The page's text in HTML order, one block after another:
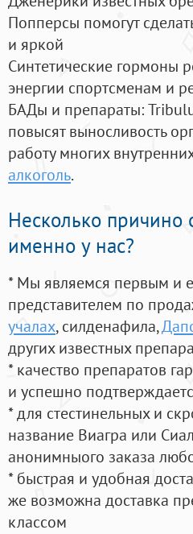
Попперсы помогут
и яркой
Синтетические гормоны
энергии спортсменам и
БАДы и препараты:
повысят выносливость
работу многих
алкоголь.
Несколько
именно у нас?
* Мы являемся первым и
представителем по
учалах, силденафила,
других известных
* качество препаратов
и успешно
* для стестинельных и
название Виагра или
анонимныого заказа
* быстрая и удобная
же возможна доставка
классом